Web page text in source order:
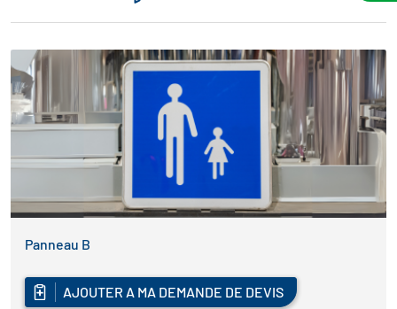
Panneau B
AJOUTER A MA DEMANDE DE DEVIS